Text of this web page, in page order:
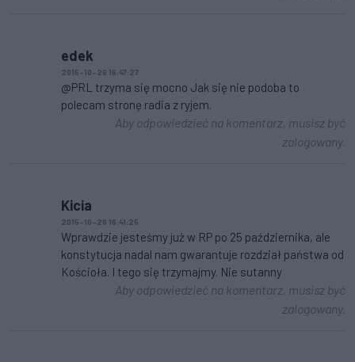
edek
2015-10-26 16:47:27
@PRL trzyma się mocno Jak się nie podoba to
polecam stronę radia z ryjem.
Aby odpowiedzieć na komentarz, musisz być
zalogowany.
Kicia
2015-10-26 16:41:25
Wprawdzie jesteśmy już w RP po 25 października, ale
konstytucja nadal nam gwarantuje rozdział państwa od
Kościoła. I tego się trzymajmy. Nie sutanny
Aby odpowiedzieć na komentarz, musisz być
zalogowany.